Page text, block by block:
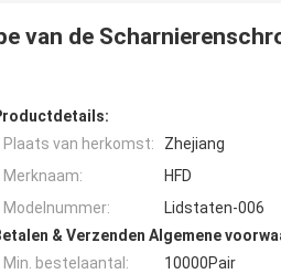
van de
Plaats van herkomst:
Zhejiang
Merknaam:
HFD
Modelnummer:
Lidstaten-006
& Verzenden Algemene
Min. bestelaantal:
10000Pair